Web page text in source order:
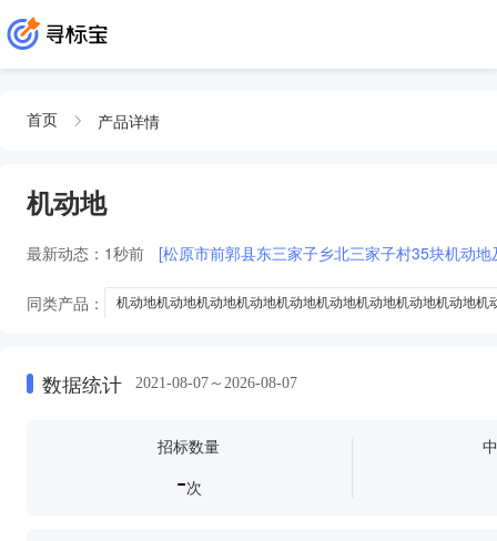
首页 产品详情
机动地
最新动态： 1秒前 [松原市前郭县东三家子乡北三家子村35块机动地
同类产品： 机动地机动地机动地机动地机动地机动地机动地机动地机动地机
数据统计 2021-08-07～2026-08-07
招标数量
-次